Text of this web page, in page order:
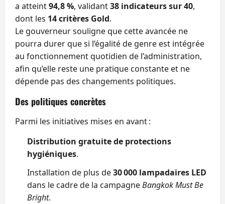
a atteint94,8 %, validant38 indicateurs sur 40,
dont les 14 critères Gold.
Le gouverneur souligne que cette avancée ne
pourra durer que si l’égalité de genre est intégrée
au fonctionnement quotidien de l’administration,
afin qu’elle reste une pratique constante et ne
dépende pas des changements politiques.
Des politiques concrètes
Parmi les initiatives mises en avant :
Distribution gratuite de protections
hygiéniques.
Installation de plus de30 000 lampadaires LED
dans le cadre de la campagneBangkok Must Be
Bright.